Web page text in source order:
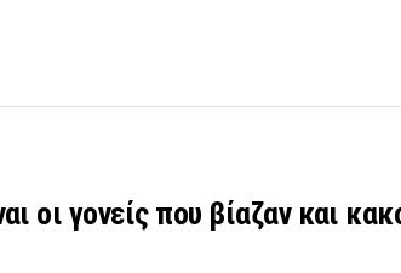
οι γονείς που βίαζαν και